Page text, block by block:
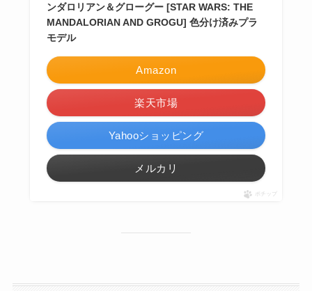
ンダロリアン＆グローグー [STAR WARS: THE
MANDALORIAN AND GROGU] 色分け済みプラ
モデル
Amazon
楽天市場
Yahooショッピング
メルカリ
ポチップ